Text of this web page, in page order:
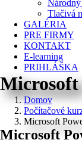
Tlačivá
GALÉRIA
PRE FIRMY
KONTAKT
E-learning
PRIHLÁŠKA
Domov
Počítačové
Microsoft
Microsoft